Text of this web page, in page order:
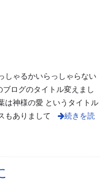
しゃるかいらっしゃらない
ログのタイトル変えまし
は神様の愛 というタイトル
もありまして
続きを読